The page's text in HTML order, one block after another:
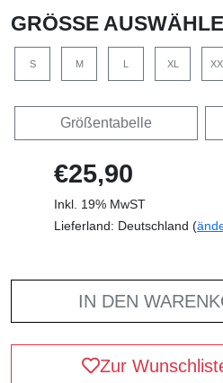
GRÖSSE AUSWÄHLEN
S M L XL
Größentabelle
€25,90
Inkl. 19% MwST
Lieferland: Deutschland (
IN DEN
Zur